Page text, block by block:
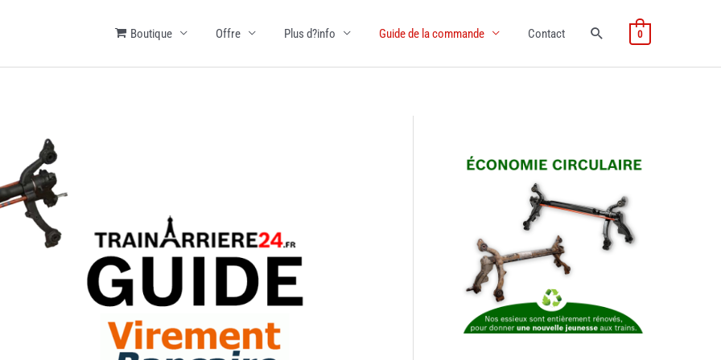
Boutique Offre Plus d?info Guide de la commande Contact 0